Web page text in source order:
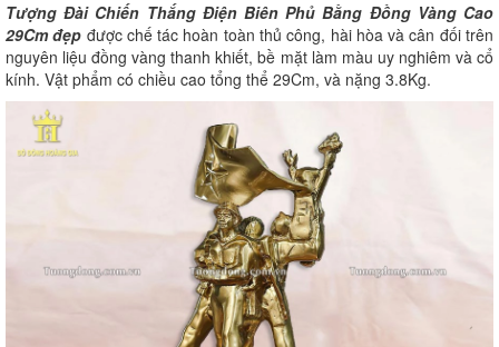
Tượng Đài Chiến Thắng Điện Biên Phủ Bằng Đồng Vàng Cao
29Cm đẹp được chế tác hoàn toàn thủ công, hài hòa và cân đối trên
nguyên liệu đồng vàng thanh khiết, bề mặt làm màu uy nghiêm và cổ
kính. Vật phẩm có chiều cao tổng thể 29Cm, và nặng 3.8Kg.